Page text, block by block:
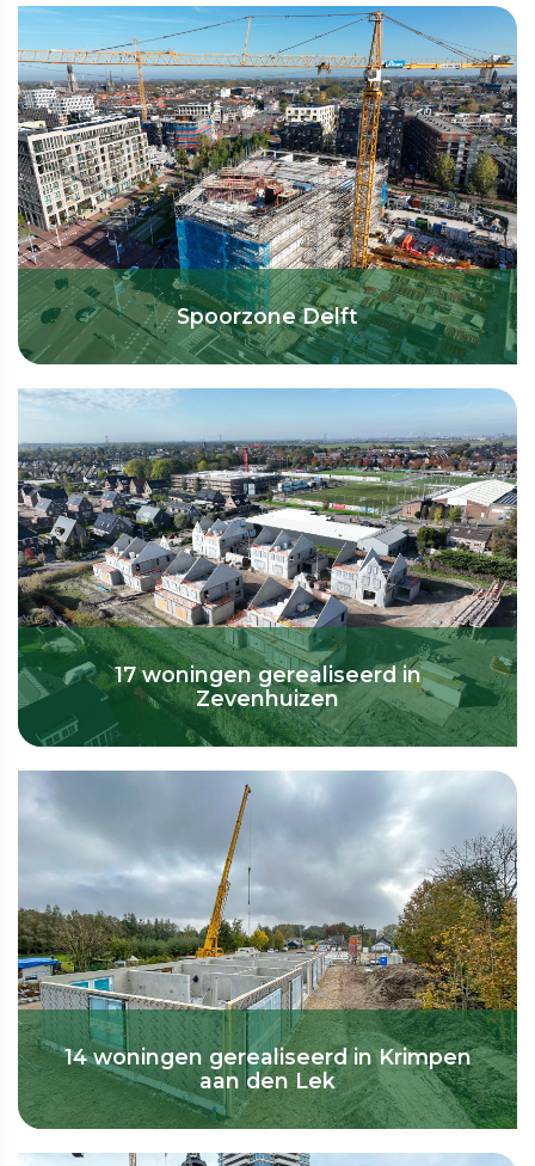
Spoorzone Delft
17 woningen gerealiseerd in
Zevenhuizen
14 woningen gerealiseerd in Krimpen
aan den Lek